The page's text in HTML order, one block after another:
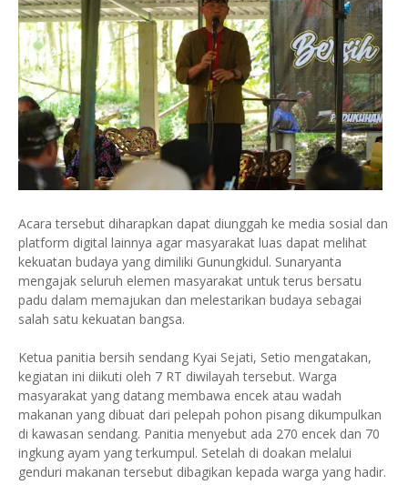
Acara tersebut diharapkan dapat diunggah ke media sosial dan
platform digital lainnya agar masyarakat luas dapat melihat
kekuatan budaya yang dimiliki Gunungkidul. Sunaryanta
mengajak seluruh elemen masyarakat untuk terus bersatu
padu dalam memajukan dan melestarikan budaya sebagai
salah satu kekuatan bangsa.
Ketua panitia bersih sendang Kyai Sejati, Setio mengatakan,
kegiatan ini diikuti oleh 7 RT diwilayah tersebut. Warga
masyarakat yang datang membawa encek atau wadah
makanan yang dibuat dari pelepah pohon pisang dikumpulkan
di kawasan sendang. Panitia menyebut ada 270 encek dan 70
ingkung ayam yang terkumpul. Setelah di doakan melalui
genduri makanan tersebut dibagikan kepada warga yang hadir.